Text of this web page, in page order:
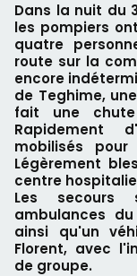
Dans la nuit du
les pompiers
quatre
route sur la
encore
de Teghime,
fait une
Rapidement
mobilisés
Légèrement
centre
Les secours
ambulances
ainsi qu'un
Florent, avec
de groupe.